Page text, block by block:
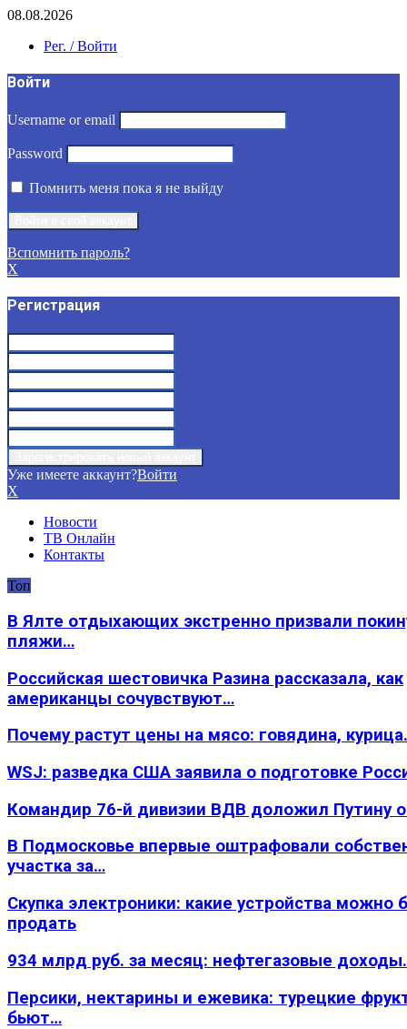
08.08.2026
Рег. / Войти
Войти
Username or email
Password
Помнить меня пока я не выйду
Вспомнить пароль?
X
Регистрация
Уже имеете аккаунт?Войти
X
Новости
ТВ Онлайн
Контакты
Топ
В Ялте отдыхающих экстренно призвали
пляжи…
Российская шестовичка Разина рассказала, как
американцы сочувствуют…
Почему растут цены на мясо: говядина,
WSJ: разведка США заявила о подготовке
Командир 76-й дивизии ВДВ доложил Путину
В Подмосковье впервые оштрафовали
участка за…
Скупка электроники: какие устройства можно
продать
934 млрд руб. за месяц: нефтегазовые
Персики, нектарины и ежевика: турецкие
бьют…